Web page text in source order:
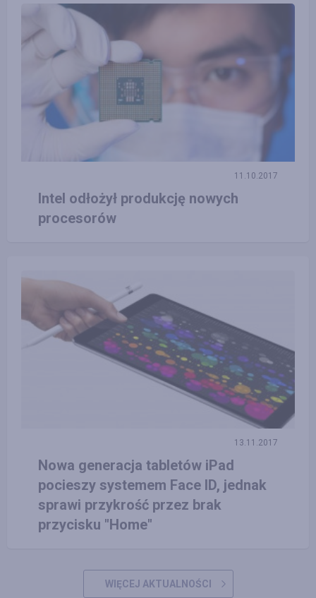
11.10.2017
Intel odłożył produkcję nowych
procesorów
13.11.2017
Nowa generacja tabletów iPad
pocieszy systemem Face ID, jednak
sprawi przykrość przez brak
przycisku "Home"
WIĘCEJ AKTUALNOŚCI